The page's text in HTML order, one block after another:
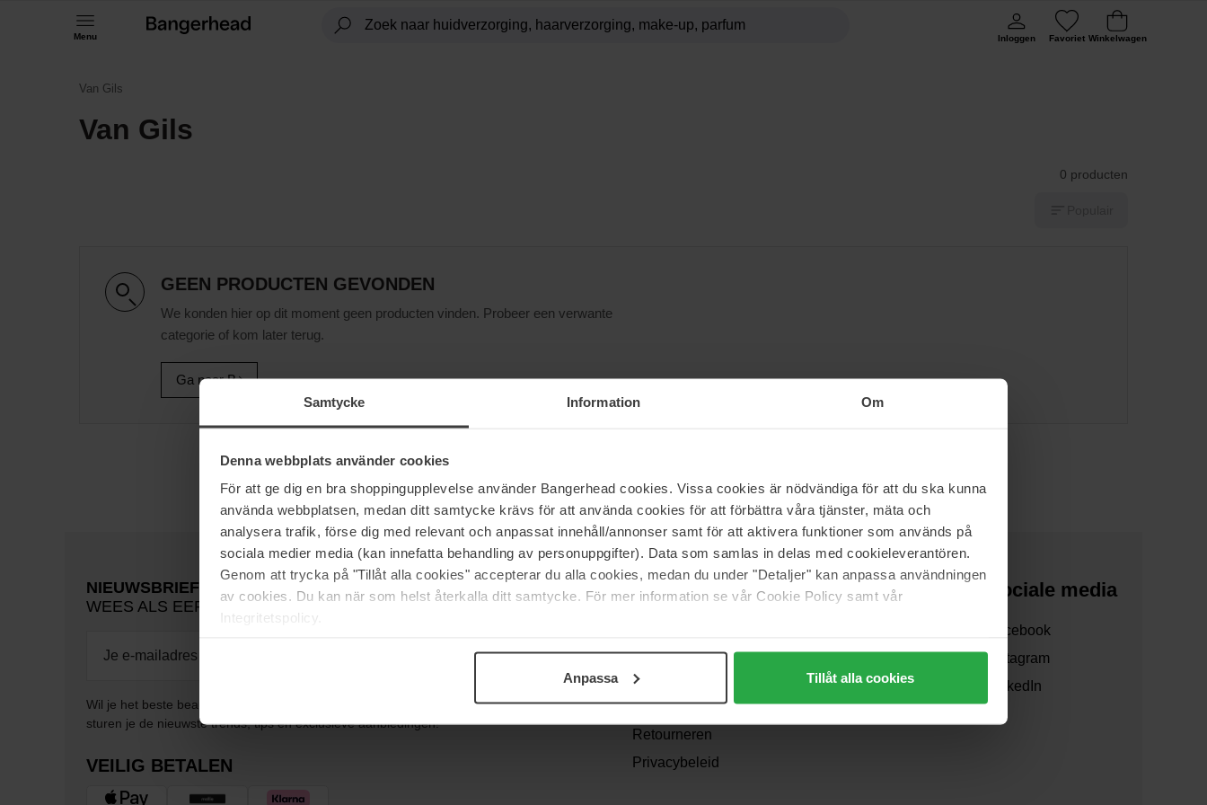
Samtycke Information Om
Denna webbplats använder cookies
För att ge dig en bra shoppingupplevelse använder Bangerhead cookies. Vissa cookies är nödvändiga för att du ska kunna
använda webbplatsen, medan ditt samtycke krävs för att använda cookies för att förbättra våra tjänster, mäta och
analysera trafik, förse dig med relevant och anpassat innehåll/annonser samt för att aktivera funktioner som används på
sociala medier media (kan innefatta behandling av personuppgifter). Data som samlas in delas med cookieleverantören.
Genom att trycka på "Tillåt alla cookies" accepterar du alla cookies, medan du under "Detaljer" kan anpassa användningen
av cookies. Du kan när som helst återkalla ditt samtycke. För mer information se vår Cookie Policy samt vår
Integritetspolicy.
Anpassa Tillåt alla cookies
Menu Inloggen Favoriet Winkelwagen
Van Gils
Van Gils
0 producten
GEEN PRODUCTEN GEVONDEN
We konden hier op dit moment geen producten vinden. Probeer een verwante
categorie of kom later terug.
Ga naar B
NIEUWSBRIEF
WEES ALS EERSTE OP DE HOOGTE
Wil je het beste beauty-nieuws direct in je inbox ontvangen? We
sturen je de nieuwste trends, tips en exclusieve aanbiedingen!
VEILIG BETALEN
Support
Veelgestelde vragen
Algemene
voorwaarden
Retourneren
Privacybeleid
Over ons
Verzending
Sociale media
Facebook
Instagram
LinkedIn